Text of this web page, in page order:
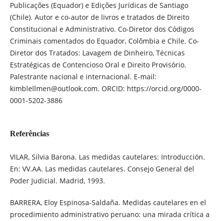
Publicações (Equador) e Edições Jurídicas de Santiago
(Chile). Autor e co-autor de livros e tratados de Direito
Constitucional e Administrativo. Co-Diretor dos Códigos
Criminais comentados do Equador, Colômbia e Chile. Co-
Diretor dos Tratados: Lavagem de Dinheiro, Técnicas
Estratégicas de Contencioso Oral e Direito Provisório.
Palestrante nacional e internacional. E-mail:
kimblellmen@outlook.com. ORCID: https://orcid.org/0000-
0001-5202-3886
Referências
VILAR, Silvia Barona. Las medidas cautelares: Introducción.
En: VV.AA. Las medidas cautelares. Consejo General del
Poder Judicial. Madrid, 1993.
BARRERA, Eloy Espinosa-Saldaña. Medidas cautelares en el
procedimiento administrativo peruano: una mirada crítica a